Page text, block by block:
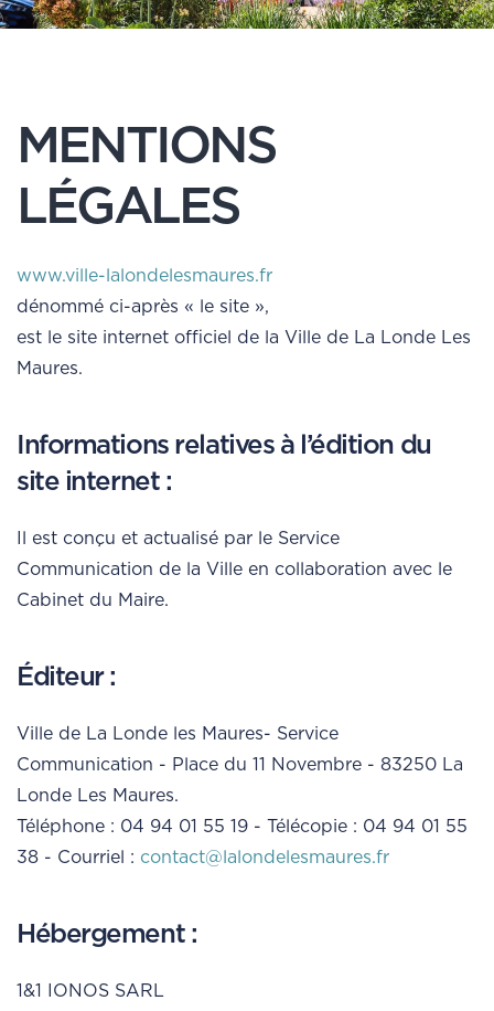
MENTIONS
LÉGALES
www.ville-lalondelesmaures.fr
dénommé ci-après « le site »,
est le site internet officiel de la Ville de La Londe Les
Maures.
Informations relatives à l’édition du
site internet :
Il est conçu et actualisé par le Service
Communication de la Ville en collaboration avec le
Cabinet du Maire.
Éditeur :
Ville de La Londe les Maures- Service
Communication - Place du 11 Novembre - 83250 La
Londe Les Maures.
Téléphone : 04 94 01 55 19 - Télécopie : 04 94 01 55
38 - Courriel : contact@lalondelesmaures.fr
Hébergement :
1&1 IONOS SARL